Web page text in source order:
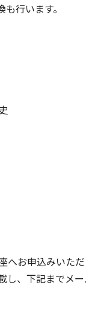
行います。
へお申込みいた
し、下記までメ